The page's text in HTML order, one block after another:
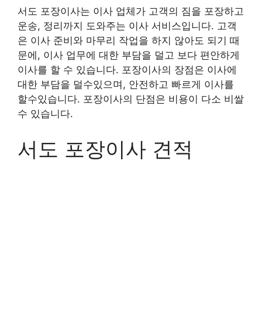
서도 포장이사는 이사 업체가 고객의 짐을 포장하고
운송, 정리까지 도와주는 이사 서비스입니다. 고객
은 이사 준비와 마무리 작업을 하지 않아도 되기 때
문에, 이사 업무에 대한 부담을 덜고 보다 편안하게
이사를 할 수 있습니다. 포장이사의 장점은 이사에
대한 부담을 덜수있으며, 안전하고 빠르게 이사를
할수있습니다. 포장이사의 단점은 비용이 다소 비쌀
수 있습니다.
서도 포장이사 견적